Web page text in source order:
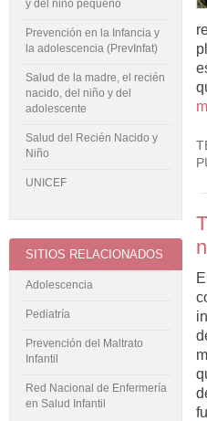
y del niño pequeño
Prevención en la Infancia y
la adolescencia (PrevInfat)
Salud de la madre, el recién
nacido, del niño y del
adolescente
Salud del Recién Nacido y
Niño
UNICEF
SITIOS RELACIONADOS
Adolescencia
Pediatría
Prevención del Maltrato
Infantil
Red Nacional de Enfermería
en Salud Infantil